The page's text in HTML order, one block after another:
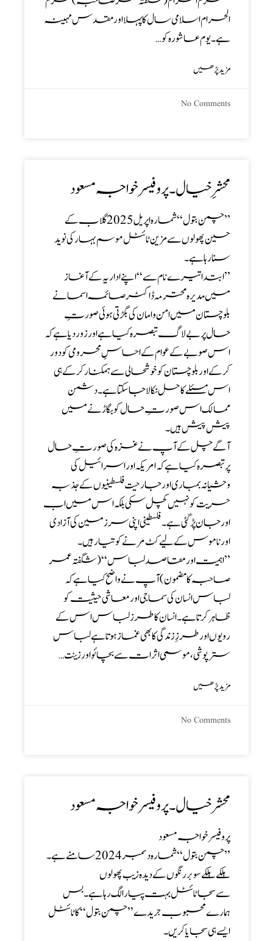
الحرام اسلامی سال کا پہلا اور مقدس مہینہ
ہے ۔ یوم عاشورہ کو…
مزید پڑھیں
No Comments
محشرِ خیال ۔ پروفیسر خواجہ مسعود
’’ چمن بتول‘‘ شمارہ اپریل 2025 گلاب کے
حسین پھولوں سے مزین ٹائٹل موسم بہار کی نوید
سنا رہا ہے ۔
’’ ابتدا تیرے نام سے ‘‘ اپنے اداریہ کے آغاز
میں مدیرہ محترمہ ڈاکٹر صائمہ اسما نے
بلوچستان میں امن و امان کی بگڑتی ہوئی صورتِ
حال پر بے لاگ تبصرہ کیا ہے اور زوردیا ہے کہ
اس صوبے کے عوام کے احساسِ محرومی کودور
کرکے اور بلوچستان کو خوشحالی سے ہمکنار کر کے ہی
اس مسئلے کا حل نکالا جا سکتا ہے ۔ دشمن
ممالک اس صورتِ حال کو بگاڑنے میں
پیش پیش ہیں ۔
آگے چل کے آپ نے غزہ کی صورتِ حال
پر تبصرہ کیا ہے کہ امریکہ اور اسرائیل کی
وحشیانہ بمباری اور جارحیت فلسطینیوں کے جذبہ
حریت کو نہیں کچل سکی بلکہ اس میں اب
اور جان پڑ گئی ہے ۔فلسطینی اپنی سرزمین کی آزادی
اور ناموس کے لیے کٹ مرنے کو تیار ہیں۔
’’ اہمیت اور مقاصد لباس‘‘( شگفتہ عمر
صاحبہ کا مضمون ) آپ نے واضح کیا ہے کہ
لباس انسان کی سماجی اور معاشی حیثیت کو
ظاہر کرتا ہے۔ انسان کا طرز لباس اس کے
رویوں اور طرزِ زندگی کا بھی غماز ہوتا ہے لباس
ستر پوشی ، موسمی اثرات سے بچائو اور زینت…
مزید پڑھیں
No Comments
محشر خیال ۔ پروفیسر خواجہ مسعود
پروفیسر خواجہ مسعود
’’چمن بتول‘‘ شمارہ دسمبر2024 سامنے ہے۔
ہلکے ہلکےسوبر رنگوں کے دیدہ زیب پھولوں
سےسجاٹائٹل بہت پیارا لگ رہا ہے۔ بس
ہمارے محبوب جریدے ’’ چمن بتول‘‘ کا ٹائٹل
ایسےہی سجایا کریں ۔